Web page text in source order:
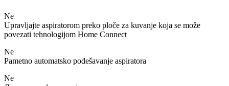
Ne
Upravljajte aspiratorom preko ploče za kuvanje koja se može
povezati tehnologijom Home Connect
Ne
Pametno automatsko podešavanje aspiratora
Ne